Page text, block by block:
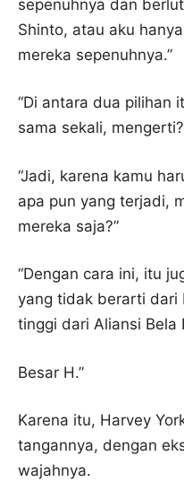
sepenuhnya dan
Shinto, atau aku
mereka sepenuhnya.”
“Di antara dua pilihan
sama sekali,
“Jadi, karena kamu
apa pun yang terjadi,
mereka saja?”
“Dengan cara ini, itu
yang tidak berarti dari
tinggi dari Aliansi Bela
Besar H.”
Karena itu, Harvey
tangannya, dengan
wajahnya.